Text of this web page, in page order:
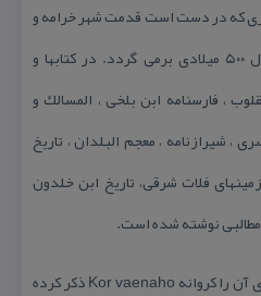
كه در دست است قدمت شهر خرامه و
كربال به ۱۵۰۰ سال قبل و به سال ۵۰۰ میلادی برمی گردد. در كتابها و
، فارسنامه ابن بلخی ، المسالك و
، شیرازنامه ، معجم البلدان ، تاریخ
فلات شرقی، تاریخ ابن خلدون
نوشته شده است.
رودكر ( رودخانه كربال) كه استخری آن را كروانه Kor vaenaho ذكر كرده